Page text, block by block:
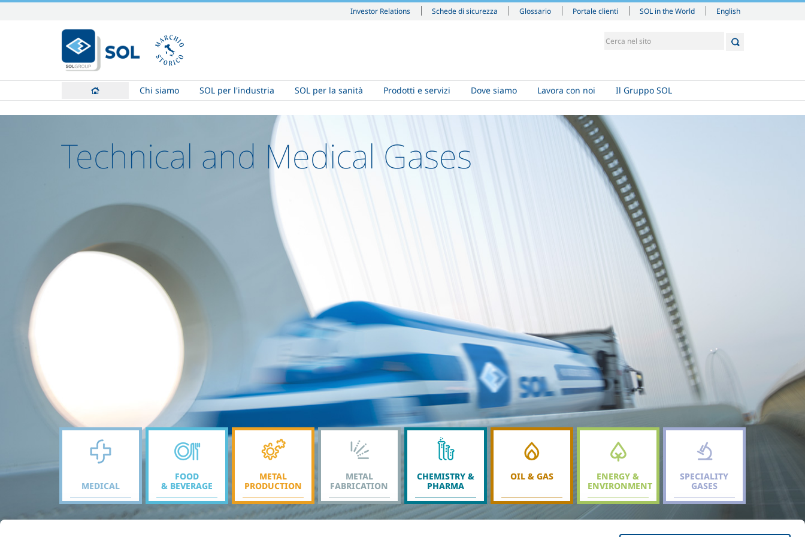
Investor Relations Schede di sicurezza Glossario Portale clienti SOL in the World
contenuti.
|
Salta
navigazione
English
Chi siamo SOL per l'industria SOL per la sanità Prodotti e servizi Dove siamo Lavora con noi Il Gruppo SOL
Technical and Medical Gases
MEDICAL
FOOD
& BEVERAGE
METAL
PRODUCTION
METAL
FABRICATION
CHEMISTRY &
PHARMA
OIL & GAS
ENERGY &
ENVIRONMENT
SPECIALITY
GASES